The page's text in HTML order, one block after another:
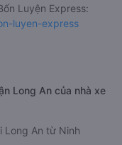
Luyện Express:
luyen-express
Long An của nhà xe
Long An từ Ninh